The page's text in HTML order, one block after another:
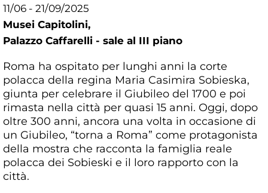
11/06 - 21/09/2025
Musei Capitolini,
Palazzo Caffarelli - sale al III piano
Roma ha ospitato per lunghi anni la corte
polacca della regina Maria Casimira Sobieska,
giunta per celebrare il Giubileo del 1700 e poi
rimasta nella città per quasi 15 anni. Oggi, dopo
oltre 300 anni, ancora una volta in occasione di
un Giubileo, “torna a Roma” come protagonista
della mostra che racconta la famiglia reale
polacca dei Sobieski e il loro rapporto con la
città.